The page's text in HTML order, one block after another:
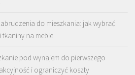
do mieszkania: jak wybrać
tkaniny na meble
pod wynajem do pierwszego
i ograniczyć koszty